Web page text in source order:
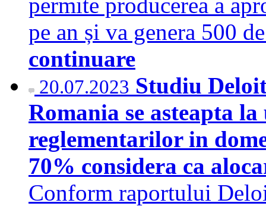
pe an și va genera 500
continuare
20.07.2023 Studiu
Romania se asteapta
reglementarilor in
70% considera ca
Conform raportului